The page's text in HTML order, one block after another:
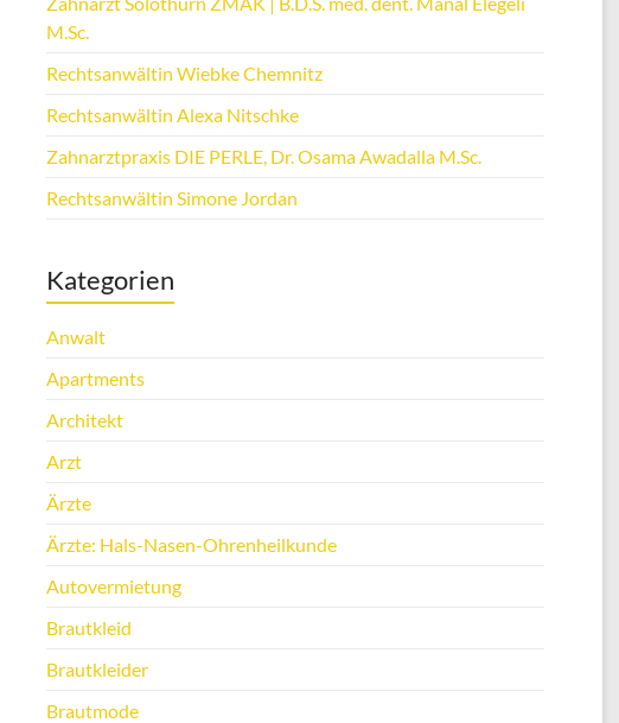
M.Sc.
Rechtsanwältin Wiebke Chemnitz
Rechtsanwältin Alexa Nitschke
Zahnarztpraxis DIE PERLE, Dr. Osama Awadalla M.Sc.
Rechtsanwältin Simone Jordan
Kategorien
Anwalt
Apartments
Architekt
Arzt
Ärzte
Ärzte: Hals-Nasen-Ohrenheilkunde
Autovermietung
Brautkleid
Brautkleider
Brautmode